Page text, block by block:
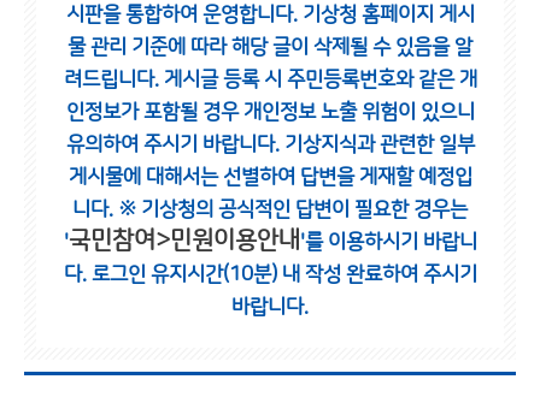
시판을 통합하여 운영합니다. 기상청 홈페이지 게시
물 관리 기준에 따라 해당 글이 삭제될 수 있음을 알
려드립니다. 게시글 등록 시 주민등록번호와 같은 개
인정보가 포함될 경우 개인정보 노출 위험이 있으니
유의하여 주시기 바랍니다. 기상지식과 관련한 일부
게시물에 대해서는 선별하여 답변을 게재할 예정입
니다. ※ 기상청의 공식적인 답변이 필요한 경우는
'국민참여>민원이용안내 '를 이용하시기 바랍니
다. 로그인 유지시간(10분) 내 작성 완료하여 주시기
바랍니다.